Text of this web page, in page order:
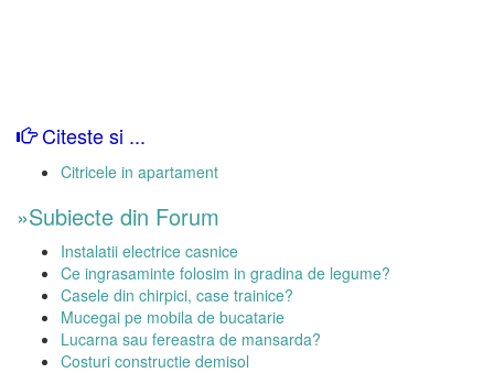
Citeste si ...
Citricele in apartament
»Subiecte din Forum
Instalatii electrice casnice
Ce ingrasaminte folosim in gradina de legume?
Casele din chirpici, case trainice?
Mucegai pe mobila de bucatarie
Lucarna sau fereastra de mansarda?
Costuri constructie demisol